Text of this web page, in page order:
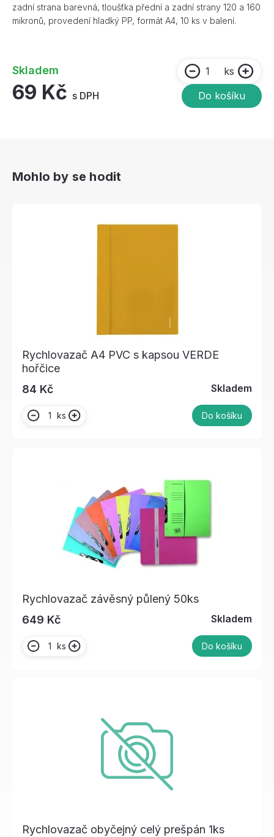
zadní strana barevná, tloušťka přední a zadní strany 120 a 160
mikronů, provedení hladký PP, formát A4, 10 ks v balení.
Skladem
69 Kč s DPH
ks
Do košíku
Mohlo by se hodit
Rychlovazač A4 PVC s kapsou VERDE
hořčice
84 Kč
Skladem
ks Do košíku
Rychlovazač závěsný půlený 50ks
649 Kč
Skladem
ks Do košíku
Rychlovazač obyčejný celý prešpán 1ks